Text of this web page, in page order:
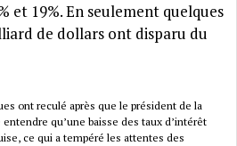
et 19%. En seulement quelques
de dollars ont disparu du
ont reculé après que le président de la
qu’une baisse des taux d’intérêt
ce qui a tempéré les attentes des